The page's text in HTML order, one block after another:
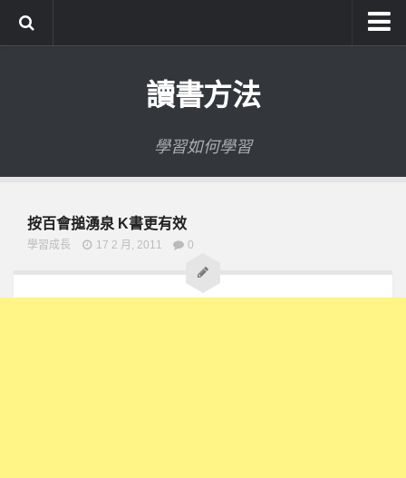
讀書方法
學習如何學習
按百會搥湧泉 K書更有效
學習成長 17 2 月, 2011 0